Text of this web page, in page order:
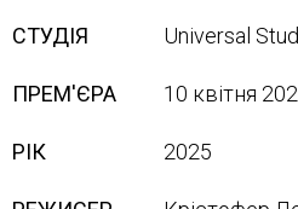
СТУДІЯ Universal
ПРЕМ'ЄРА 10 квітня
РІК 2025